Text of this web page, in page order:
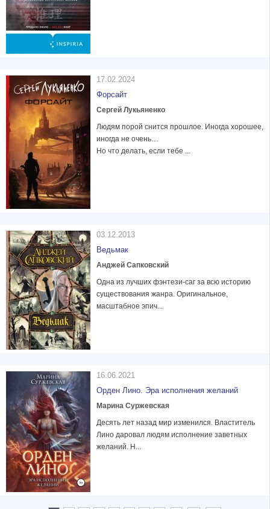
17.02.2024
Форсайт
Сергей Лукьяненко
Людям порой снится прошлое. Иногда хорошее,
иногда не очень…
Но что делать, если тебе ...
03.12.2013
Ведьмак
Анджей Сапковский
Одна из лучших фэнтези-саг за всю историю
существования жанра. Оригинальное,
масштабное эпич...
16.06.2021
Орден Лино. Эра исполнения желаний
Марина Суржевская
Десять лет назад мир изменился. Властитель
Лино даровал людям исполнение заветных
желаний. Н...